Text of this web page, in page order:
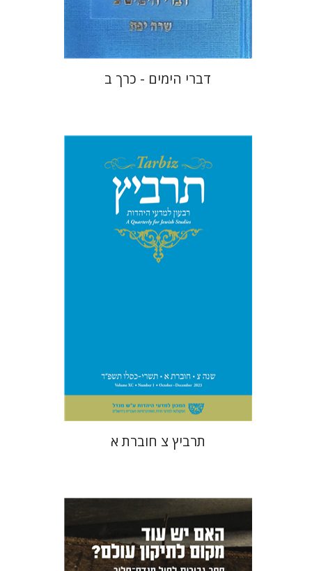
דברי הימים - כרך ב
מיכאל סיגל יהונתן גארב
$31
$28
תרביץ צ חוברת א
שרון ליבנה בנימין פולק אור שרף